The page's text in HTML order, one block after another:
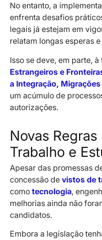
No entanto, a
enfrenta desafios
legais já estejam em
relatam longas esperas
Isso se deve, em parte,
Estrangeiros e
a Integração,
um acúmulo de
autorizações.
Novas
Trabalho e
Apesar das promessas
concessão de vistos de
como tecnologia,
melhorias ainda não
candidatos.
Embora a legislação